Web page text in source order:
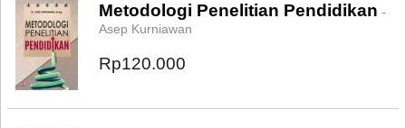
Metodologi Penelitian Pendidikan -
Asep Kurniawan
Rp120.000